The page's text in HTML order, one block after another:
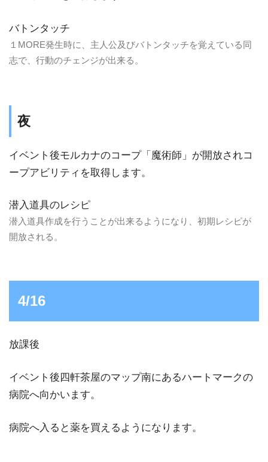
バトンタッチ
１MORE発生時に、主人公及びバトンタッチを覚えている同
志で、行動のチェンジが出来る。
夜
イベント後モルカナのコープ「魔術師」が開放されコ
ープアビリティを取得します。
潜入道具のレシピ
潜入道具作成を行うことが出来るようになり、初期レシピが
開放される。
4/16
放課後
イベント後四軒茶屋のマップ南にあるハートマークの
病院へ向かいます。
病院へ入ると薬を買えるようになります。